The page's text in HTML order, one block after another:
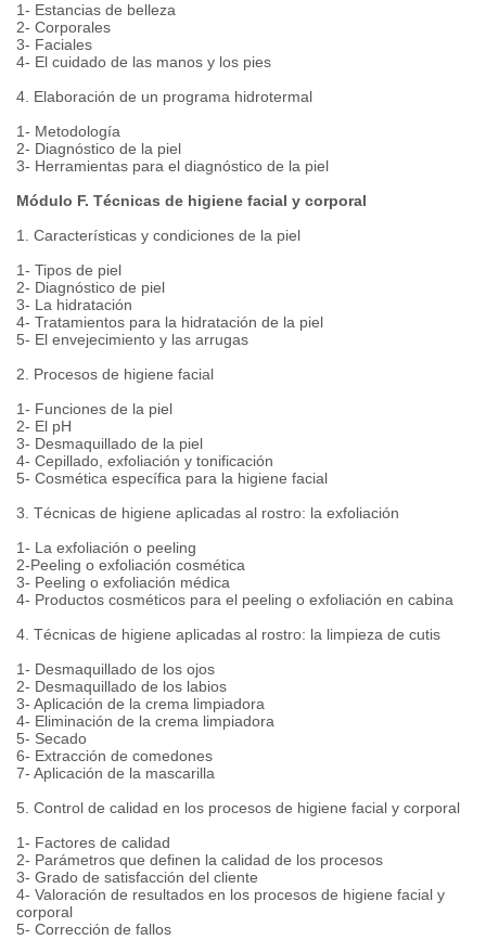
1- Estancias de belleza
2- Corporales
3- Faciales
4- El cuidado de las manos y los pies
4. Elaboración de un programa hidrotermal
1- Metodología
2- Diagnóstico de la piel
3- Herramientas para el diagnóstico de la piel
Módulo F. Técnicas de higiene facial y corporal
1. Características y condiciones de la piel
1- Tipos de piel
2- Diagnóstico de piel
3- La hidratación
4- Tratamientos para la hidratación de la piel
5- El envejecimiento y las arrugas
2. Procesos de higiene facial
1- Funciones de la piel
2- El pH
3- Desmaquillado de la piel
4- Cepillado, exfoliación y tonificación
5- Cosmética específica para la higiene facial
3. Técnicas de higiene aplicadas al rostro: la exfoliación
1- La exfoliación o peeling
2-Peeling o exfoliación cosmética
3- Peeling o exfoliación médica
4- Productos cosméticos para el peeling o exfoliación en cabina
4. Técnicas de higiene aplicadas al rostro: la limpieza de cutis
1- Desmaquillado de los ojos
2- Desmaquillado de los labios
3- Aplicación de la crema limpiadora
4- Eliminación de la crema limpiadora
5- Secado
6- Extracción de comedones
7- Aplicación de la mascarilla
5. Control de calidad en los procesos de higiene facial y corporal
1- Factores de calidad
2- Parámetros que definen la calidad de los procesos
3- Grado de satisfacción del cliente
4- Valoración de resultados en los procesos de higiene facial y
corporal
5- Corrección de fallos